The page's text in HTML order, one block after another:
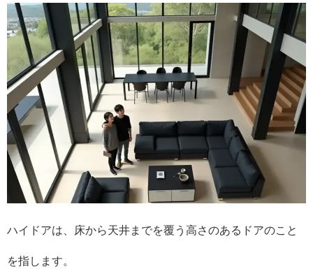
ハイドアは、床から天井までを覆う高さのあるドアのこと
を指します。